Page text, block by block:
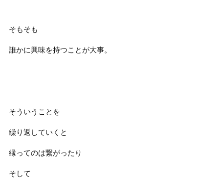
そもそも
誰かに興味を持つことが大事。
そういうことを
繰り返していくと
縁ってのは繋がったり
そして